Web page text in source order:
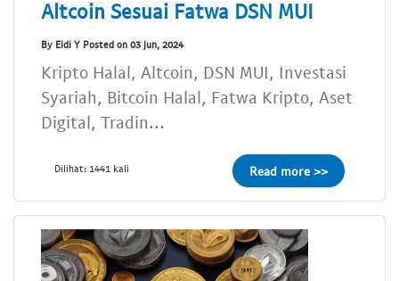
Altcoin Sesuai Fatwa DSN MUI
By Eldi Y Posted on 03 Jun, 2024
Kripto Halal, Altcoin, DSN MUI, Investasi
Syariah, Bitcoin Halal, Fatwa Kripto, Aset
Digital, Tradin...
Dilihat: 1441 kali Read more >>